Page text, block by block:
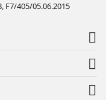
F7/405/05.06.2015


